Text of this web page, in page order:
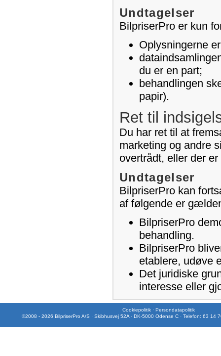
Undtagelser
BilpriserPro er kun
Oplysningerne
du er en part;
behandlingen
papir).
Ret til
Du har ret til at
marketing og andre
overtrådt, eller der
Undtagelser
BilpriserPro kan
af følgende er
BilpriserPro
behandling.
BilpriserPro
etablere, udøve
Det juridiske
interesse eller
Cookiepolitik · Persondatapolitik
©2008 - 2026 BilpriserPro A/S · Skibhusvej 52A · DK-5000 Odense C · Telefon: 63 14